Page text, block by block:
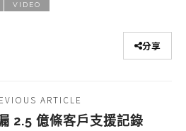
VIDEO
分享
ARTICLE
2.5 億條客戶支援記錄